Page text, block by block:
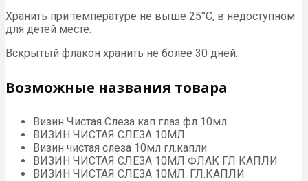
Хранить при температуре не выше 25°С, в недоступном
для детей месте.
Вскрытый флакон хранить не более 30 дней.
Возможные названия товара
Визин Чистая Слеза кап глаз фл 10мл
ВИЗИН ЧИСТАЯ СЛЕЗА 10МЛ
Визин чистая слеза 10мл гл.капли
ВИЗИН ЧИСТАЯ СЛЕЗА 10МЛ ФЛАК ГЛ КАПЛИ
ВИЗИН ЧИСТАЯ СЛЕЗА 10МЛ. ГЛ.КАПЛИ